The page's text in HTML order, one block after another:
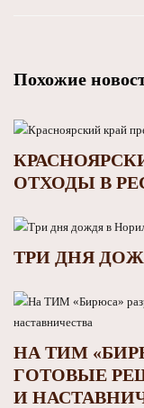
Похожие
ОТХОДЫ В
ТРИ ДНЯ
НА ТИМ
ГОТОВЫЕ
И